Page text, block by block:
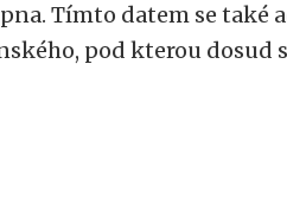
Tímto datem se také
pod kterou dosud